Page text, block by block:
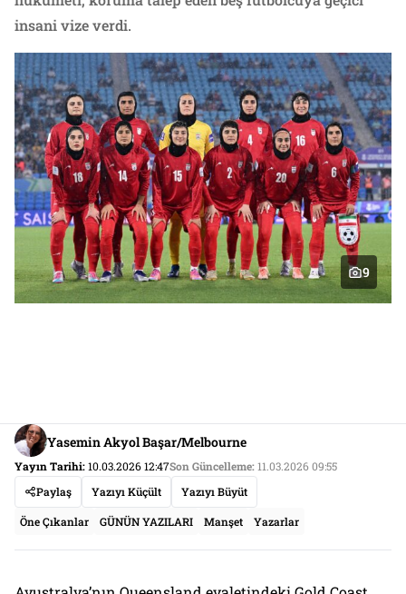
insani vize verdi.
9
Yasemin Akyol Başar/Melbourne
Yayın Tarihi:10.03.2026 12:47Son Güncelleme:11.03.2026 09:55
Paylaş
Yazıyı Küçült Yazıyı Büyüt
Öne Çıkanlar GÜNÜN YAZILARI Manşet Yazarlar